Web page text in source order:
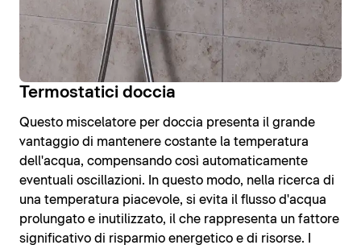
Termostatici doccia
Questo miscelatore per doccia presenta il grande
vantaggio di mantenere costante la temperatura
dell'acqua, compensando così automaticamente
eventuali oscillazioni. In questo modo, nella ricerca di
una temperatura piacevole, si evita il flusso d'acqua
prolungato e inutilizzato, il che rappresenta un fattore
significativo di risparmio energetico e di risorse. I